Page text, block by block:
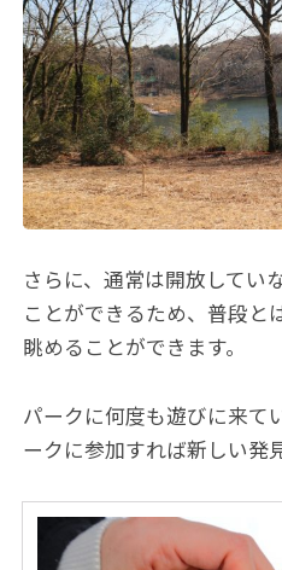
さらに、通常は開放してい
ことができるため、普段と
眺めることができます。
パークに何度も遊びに来て
ークに参加すれば新しい発